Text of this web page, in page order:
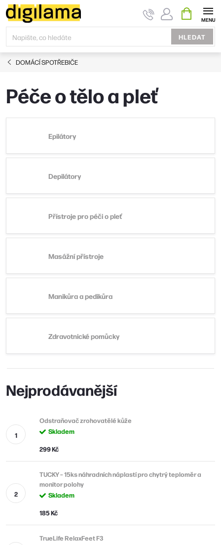
Přejít
na
obsah
HLEDAT
KOŠÍK
DOMÁCÍ SPOTŘEBIČE
Péče o tělo a pleť
Epilátory
Depilátory
Přístroje pro péči o pleť
Masážní přístroje
Manikůra a pedikůra
Zdravotnické pomůcky
Nejprodávanější
Odstraňovač zrohovatělé kůže
Skladem
299 Kč
TUCKY – 15ks náhradních náplastí pro chytrý teploměr a
monitor polohy
Skladem
185 Kč
TrueLife RelaxFeet F3